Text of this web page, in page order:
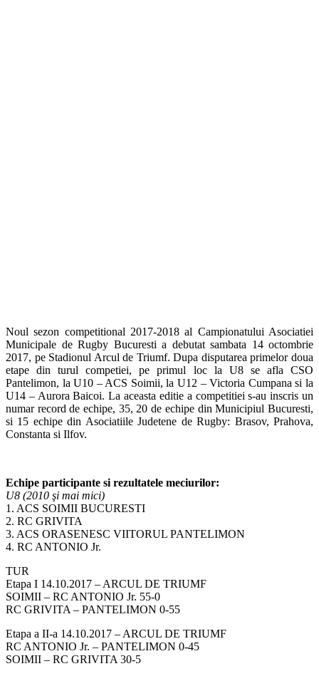
Noul sezon competitional 2017-2018 al Campionatului Asociatiei
Municipale de Rugby Bucuresti a debutat sambata 14 octombrie
2017, pe Stadionul Arcul de Triumf. Dupa disputarea primelor doua
etape din turul competiei, pe primul loc la U8 se afla CSO
Pantelimon, la U10 – ACS Soimii, la U12 – Victoria Cumpana si la
U14 – Aurora Baicoi. La aceasta editie a competitiei s-au inscris un
numar record de echipe, 35, 20 de echipe din Municipiul Bucuresti,
si 15 echipe din Asociatiile Judetene de Rugby: Brasov, Prahova,
Constanta si Ilfov.
Echipe participante si rezultatele meciurilor:
U8 (2010 şi mai mici)
1. ACS SOIMII BUCURESTI
2. RC GRIVITA
3. ACS ORASENESC VIITORUL PANTELIMON
4. RC ANTONIO Jr.
TUR
Etapa I 14.10.2017 – ARCUL DE TRIUMF
SOIMII – RC ANTONIO Jr. 55-0
RC GRIVITA – PANTELIMON 0-55
Etapa a II-a 14.10.2017 – ARCUL DE TRIUMF
RC ANTONIO Jr. – PANTELIMON 0-45
SOIMII – RC GRIVITA 30-5